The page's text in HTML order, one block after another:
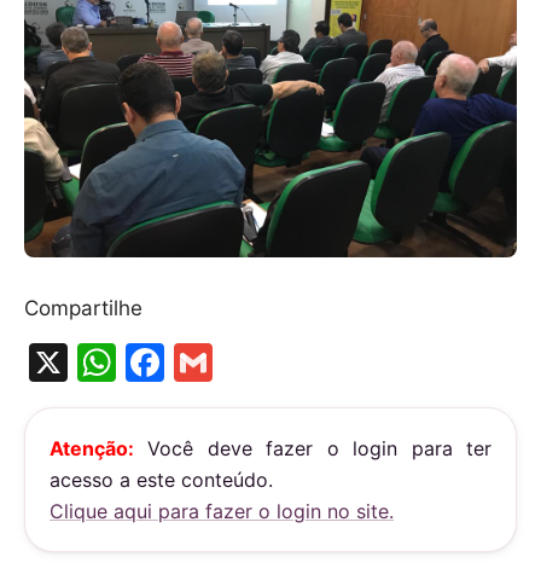
Compartilhe
X
W
h
at
s
A
p
F
a
c
e
b
o
m
ai
l
Atenção: Você deve fazer o login para ter
acesso a este conteúdo.
Clique aqui para fazer o login no site.